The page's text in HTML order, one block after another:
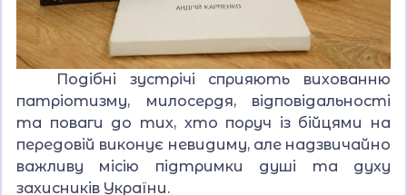
Подібні зустрічі сприяють вихованню
патріотизму, милосердя, відповідальності
та поваги до тих, хто поруч із бійцями на
передовій виконує невидиму, але надзвичайно
важливу місію підтримки душі та духу
захисників України.